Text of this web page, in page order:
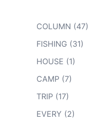
COLUMN (47)
FISHING (31)
HOUSE (1)
CAMP (7)
TRIP (17)
EVERY (2)